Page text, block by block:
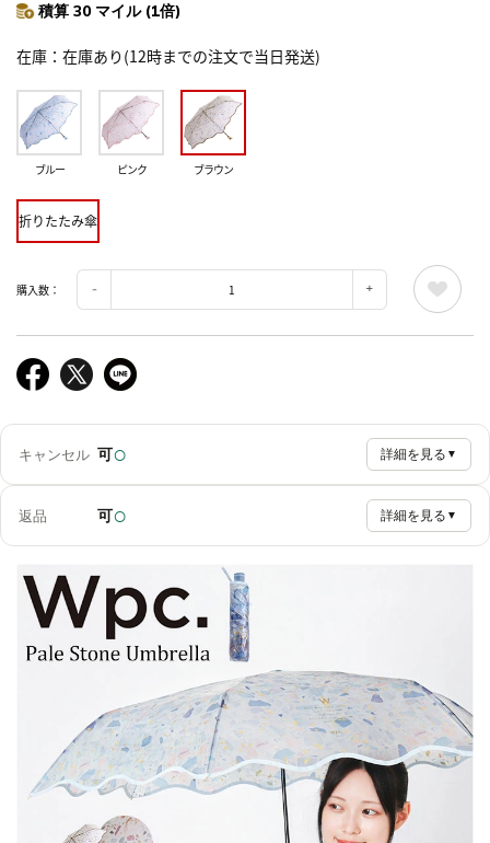
積算 30 マイル (1倍)
在庫 在庫あり(12時までの注文で当日発送)
ブルー ピンク ブラウン
折りたたみ傘
購入数：
キャンセル 可○ 詳細を見る ▼
返品 可○ 詳細を見る ▼